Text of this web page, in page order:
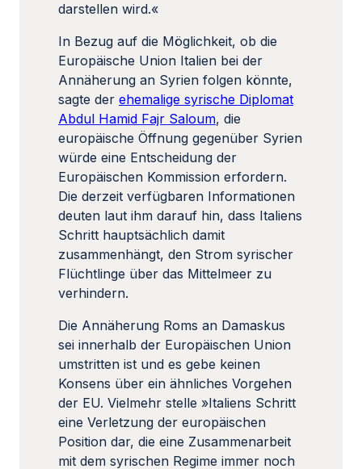
darstellen wird.«
In Bezug auf die Möglichkeit, ob die
Europäische Union Italien bei der
Annäherung an Syrien folgen könnte,
sagte der ehemalige syrische Diplomat
Abdul Hamid Fajr Saloum, die
europäische Öffnung gegenüber Syrien
würde eine Entscheidung der
Europäischen Kommission erfordern.
Die derzeit verfügbaren Informationen
deuten laut ihm darauf hin, dass Italiens
Schritt hauptsächlich damit
zusammenhängt, den Strom syrischer
Flüchtlinge über das Mittelmeer zu
verhindern.
Die Annäherung Roms an Damaskus
sei innerhalb der Europäischen Union
umstritten ist und es gebe keinen
Konsens über ein ähnliches Vorgehen
der EU. Vielmehr stelle »Italiens Schritt
eine Verletzung der europäischen
Position dar, die eine Zusammenarbeit
mit dem syrischen Regime immer noch